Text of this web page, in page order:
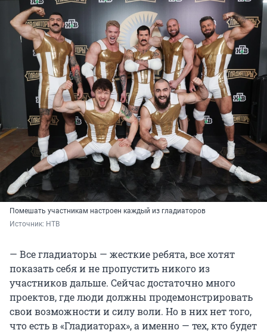
Помешать участникам настроен каждый из гладиаторов
Источник: НТВ
— Все гладиаторы — жесткие ребята, все хотят
показать себя и не пропустить никого из
участников дальше. Сейчас достаточно много
проектов, где люди должны продемонстрировать
свои возможности и силу воли. Но в них нет того,
что есть в «Гладиаторах», а именно — тех, кто будет